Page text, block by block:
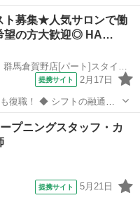
ども幅広く学べます。 美
募集★人気サロンで働
望の方大歓迎◎ HA…
HAIR SALON IWASAKI 群馬倉賀野店[パート]スタイリスト(株式会社ハクブン)
提携サイト 2月17日
フトの融通が
て働けます◎ブランクのあ
をつけてから安心してデビ
プニングスタッフ・カ
提携サイト 5月21日